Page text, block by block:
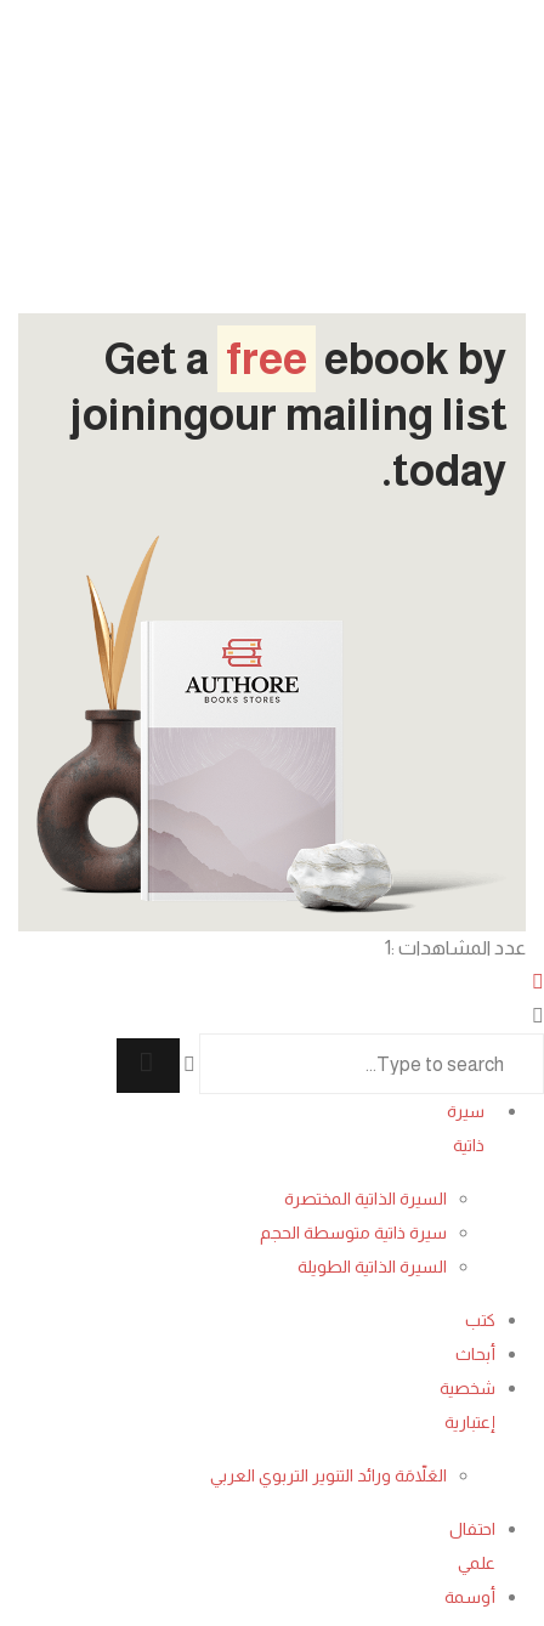
Get a free ebook by
joiningour mailing list
today.
عدد المشاهدات :1
سيرة
ذاتية
السيرة الذاتية المختصرة
سيرة ذاتية متوسطة الحجم
السيرة الذاتية الطويلة
كتب
أبحاث
شخصية
إعتبارية
العَلاّمَة ورائد التنوير التربوي العربي
احتفال
علمي
أوسمة